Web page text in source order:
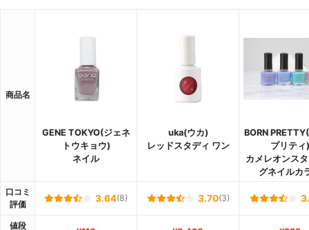
商品名
GENE TOKYO(ジェネ
トウキョウ)
ネイル
uka(ウカ)
レッドスタディ ワン
BORN
プリティ)
カメレオンス
グネイルカ
口コミ
評価
3.64(8) 3.70(3)
値段